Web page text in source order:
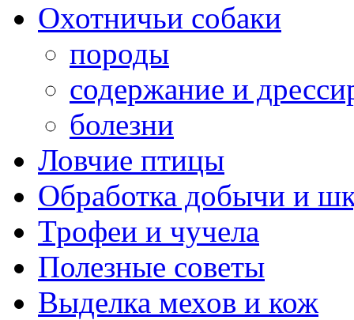
Охотничьи собаки
породы
содержание и
болезни
Ловчие птицы
Обработка добычи и
Трофеи и чучела
Полезные советы
Выделка мехов и кож